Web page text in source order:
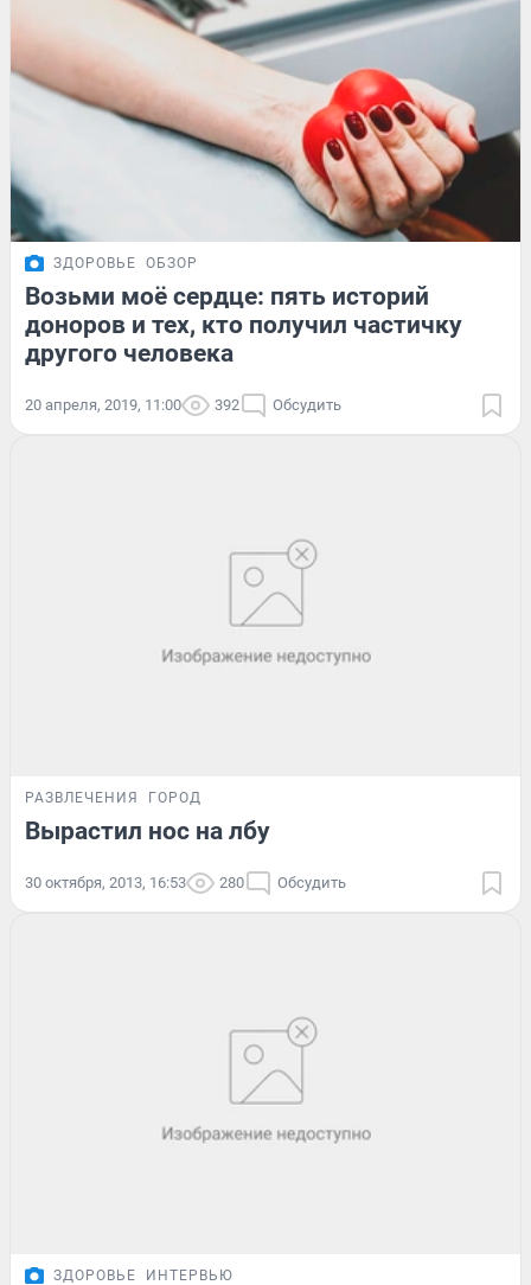
ЗДОРОВЬЕ ОБЗОР
Возьми моё сердце: пять историй
доноров и тех, кто получил частичку
другого человека
20 апреля, 2019, 11:00 392 Обсудить
РАЗВЛЕЧЕНИЯ ГОРОД
Вырастил нос на лбу
30 октября, 2013, 16:53 280 Обсудить
ЗДОРОВЬЕ ИНТЕРВЬЮ